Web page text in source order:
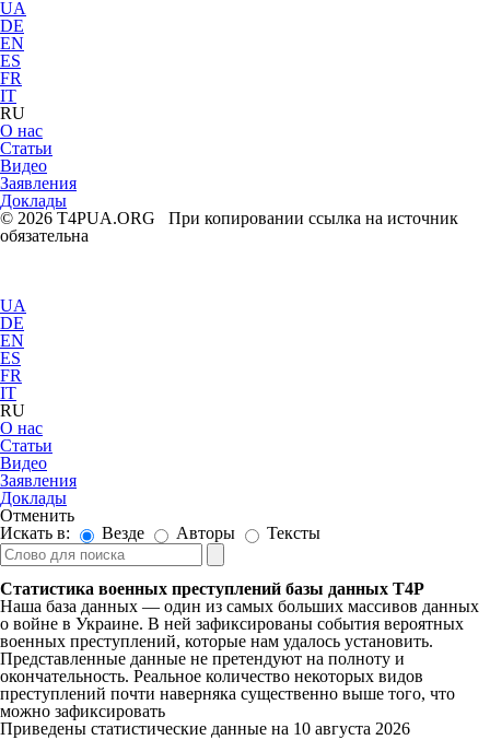
UA
DE
EN
ES
FR
IT
RU
О нас
Статьи
Видео
Заявления
Доклады
© 2026 T4PUA.ORG При копировании ссылка на источник
обязательна
UA
DE
EN
ES
FR
IT
RU
О нас
Статьи
Видео
Заявления
Доклады
Отменить
Искать в:
Везде Авторы Тексты
Статистика военных преступлений базы данных T4P
Наша база данных — один из самых больших массивов данных
о войне в Украине. В ней зафиксированы события вероятных
военных преступлений, которые нам удалось установить.
Представленные данные не претендуют на полноту и
окончательность. Реальное количество некоторых видов
преступлений почти наверняка существенно выше того, что
можно зафиксировать
Приведены статистические данные на 10 августа 2026